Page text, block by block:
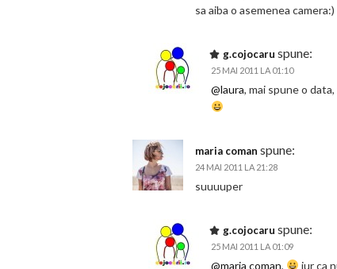
sa aiba o asemenea
g.cojocaru spune:
25 MAI 2011 LA 01:10
@laura, mai spune o
maria coman spune:
24 MAI 2011 LA 21:28
suuuuper
g.cojocaru spune:
25 MAI 2011 LA 01:09
@maria coman, jur ca